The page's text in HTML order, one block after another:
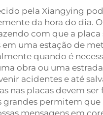
pela Xiangying
da hora do dia.
com que a
uma estação de
quando é
obra ou uma
acidentes e até
nas placas devem
grandes permitem
mensagens em